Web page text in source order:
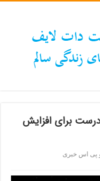
برای افزایش
پی اس خبری